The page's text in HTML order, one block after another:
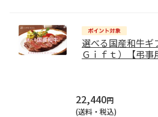
選べる国産和牛
Ｇｉｆｔ）【弔事
22,440円
(送料・税込)